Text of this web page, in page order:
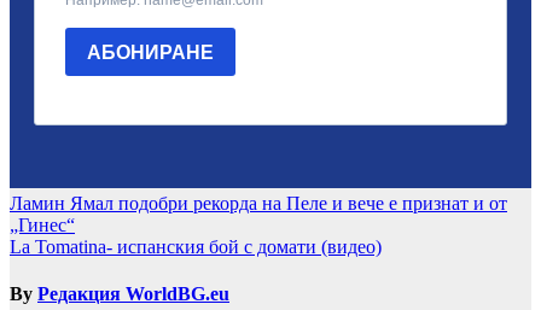
Навигация
Ламин Ямал подобри рекорда на Пеле и вече е признат и от
„Гинес“
La Tomatina- испанския бой с домати (видео)
By Редакция WorldBG.eu